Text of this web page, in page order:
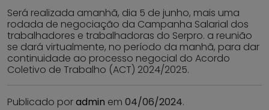
Será realizada amanhã, dia 5 de junho, mais uma
rodada de negociação da Campanha Salarial dos
trabalhadores e trabalhadoras do Serpro. a reunião
se dará virtualmente, no período da manhã, para dar
continuidade ao processo negocial do Acordo
Coletivo de Trabalho (ACT) 2024/2025.
Publicado poradmin em 04/06/2024.